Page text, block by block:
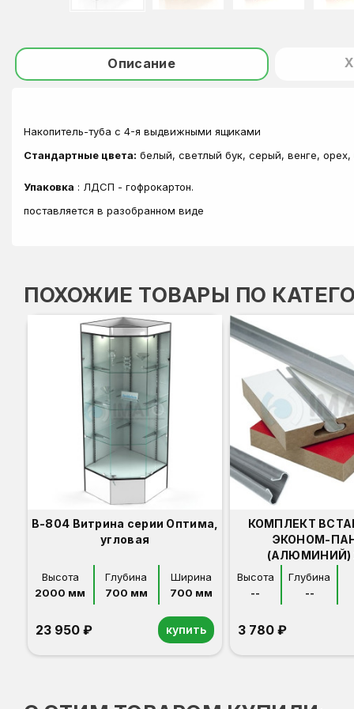
Описание
Накопитель-туба с 4-я выдвижными ящиками
Стандартные цвета: белый, светлый бук, серый, венге,
Упаковка : ЛДСП - гофрокартон.
поставляется в разобранном виде
ПОХОЖИЕ ТОВАРЫ ПО
В-804 Витрина серии Оптима,
угловая
Высота
2000 мм
Глубина
700 мм
Ширина
700 мм
23 950 ₽ купить
КОМПЛЕКТ
ЭКОНОМ-
(АЛЮМИНИЙ)
Высота
--
Глубина
--
3 780 ₽